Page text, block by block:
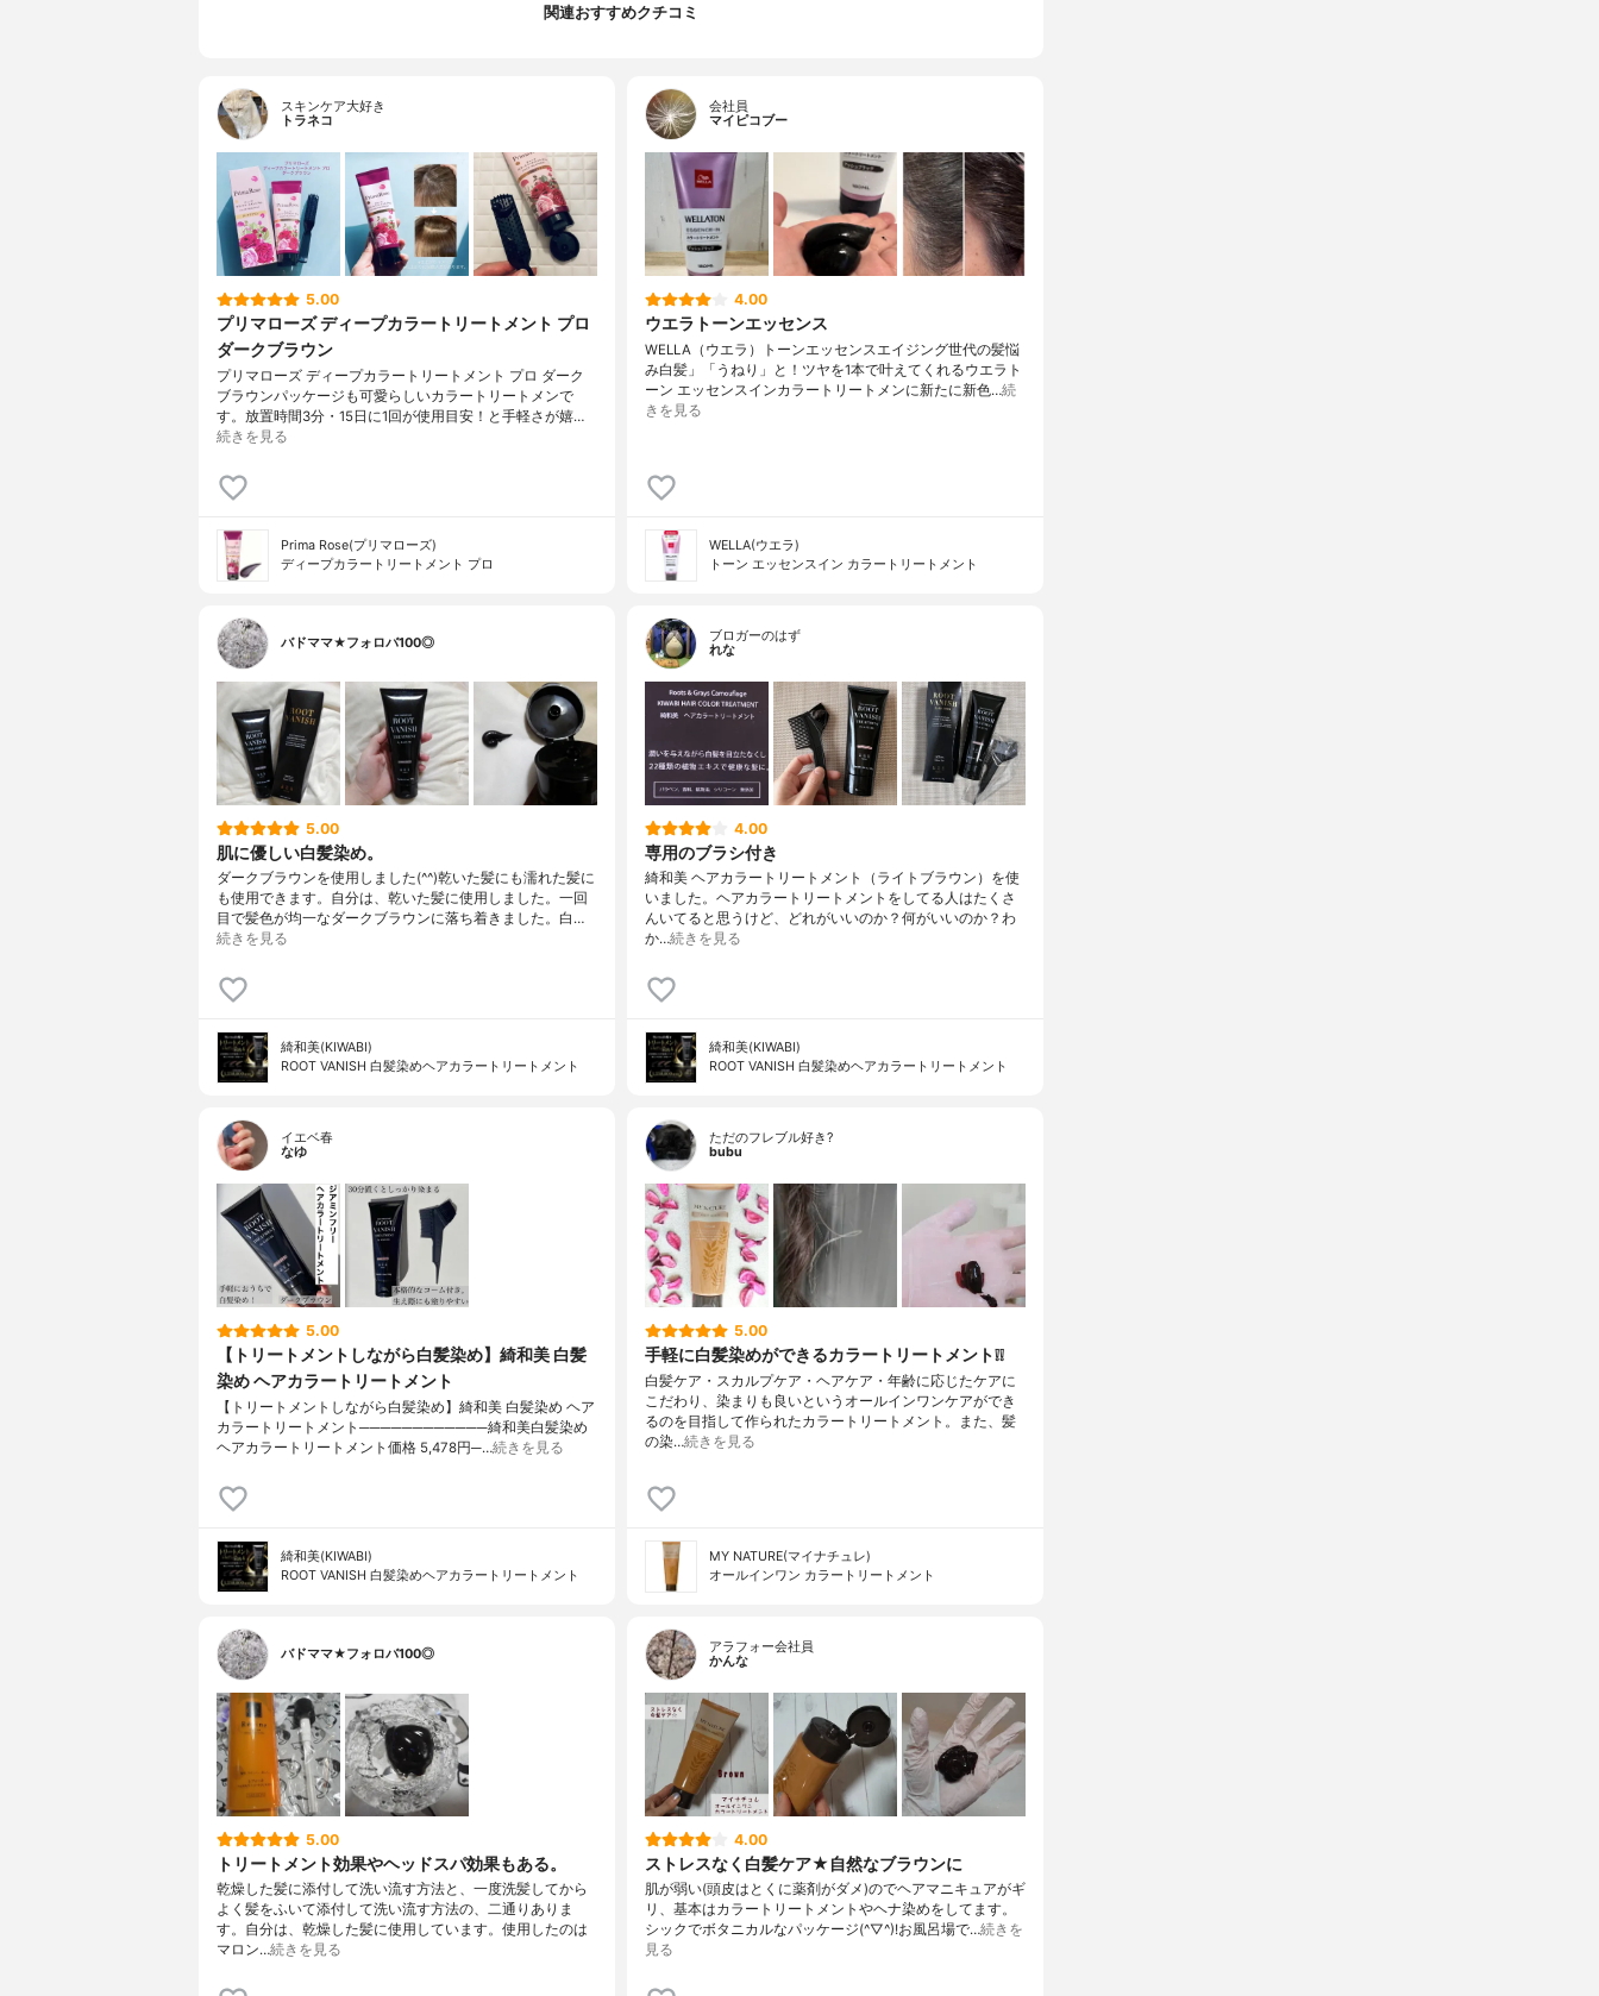
関連おすすめクチコミ
スキンケア大好き
トラネコ
5.00
プリマローズ ディープカラートリートメント プロ
ダークブラウン
プリマローズ ディープカラートリートメント プロ ダーク
ブラウンパッケージも可愛らしいカラートリートメンで
す。放置時間3分・15日に1回が使用目安！と手軽さが嬉…
続きを見る
Prima Rose(プリマローズ)
ディープカラートリートメント プロ
会社員
マイピコブー
4.00
ウエラトーンエッセンス
WELLA（ウエラ）トーンエッセンスエイジング世代の髪悩
み白髪」「うねり」と！ツヤを1本で叶えてくれるウエラト
ーン エッセンスインカラートリートメンに新たに新色…続
きを見る
WELLA(ウエラ)
トーン エッセンスイン カラートリートメント
バドママ★フォロバ100◎
5.00
肌に優しい白髪染め。
ダークブラウンを使用しました(^^)乾いた髪にも濡れた髪に
も使用できます。自分は、乾いた髪に使用しました。一回
目で髪色が均一なダークブラウンに落ち着きました。白…
続きを見る
綺和美(KIWABI)
ROOT VANISH 白髪染めヘアカラートリートメント
ブロガーのはず
れな
4.00
専用のブラシ付き
綺和美 ヘアカラートリートメント（ライトブラウン）を使
いました。ヘアカラートリートメントをしてる人はたくさ
んいてると思うけど、どれがいいのか？何がいいのか？わ
か…続きを見る
綺和美(KIWABI)
ROOT VANISH 白髪染めヘアカラートリートメント
イエベ春
なゆ
5.00
【トリートメントしながら白髪染め】綺和美 白髪
染め ヘアカラートリートメント
【トリートメントしながら白髪染め】綺和美 白髪染め ヘア
カラートリートメント────────────綺和美白髪染め
ヘアカラートリートメント価格 5,478円─…続きを見る
綺和美(KIWABI)
ROOT VANISH 白髪染めヘアカラートリートメント
ただのフレブル好き?
bubu
5.00
手軽に白髪染めができるカラートリートメント❕❕
白髪ケア・スカルプケア・ヘアケア・年齢に応じたケアに
こだわり、染まりも良いというオールインワンケアができ
るのを目指して作られたカラートリートメント。また、髪
の染…続きを見る
MY NATURE(マイナチュレ)
オールインワン カラートリートメント
バドママ★フォロバ100◎
5.00
トリートメント効果やヘッドスパ効果もある。
乾燥した髪に添付して洗い流す方法と、一度洗髪してから
よく髪をふいて添付して洗い流す方法の、二通りありま
す。自分は、乾燥した髪に使用しています。使用したのは
マロン…続きを見る
アラフォー会社員
かんな
4.00
ストレスなく白髪ケア★自然なブラウンに
肌が弱い(頭皮はとくに薬剤がダメ)のでヘアマニキュアがギ
リ、基本はカラートリートメントやヘナ染めをしてます。
シックでボタニカルなパッケージ(^▽^)!お風呂場で…続きを
見る